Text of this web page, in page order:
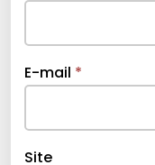
E-mail *
Site